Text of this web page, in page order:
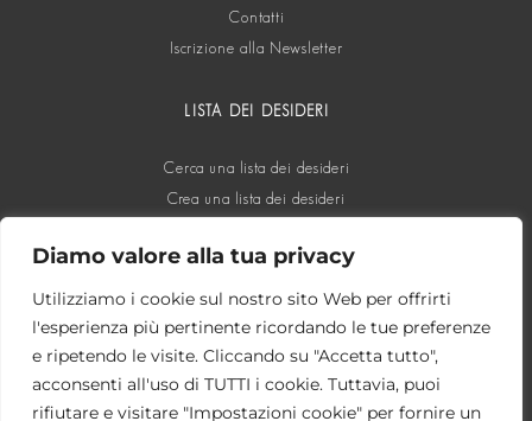
Diamo valore alla tua privacy
Utilizziamo i cookie sul nostro sito Web per offrirti
l'esperienza più pertinente ricordando le tue preferenze
e ripetendo le visite. Cliccando su "Accetta tutto",
acconsenti all'uso di TUTTI i cookie. Tuttavia, puoi
rifiutare e visitare "Impostazioni cookie" per fornire un
Contatti
Iscrizione alla Newsletter
LISTA DEI DESIDERI
Cerca una lista dei desideri
Crea una lista dei desideri
SOCIAL